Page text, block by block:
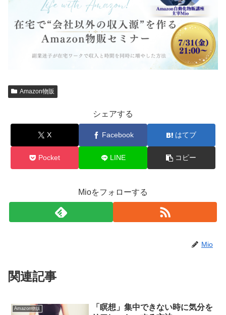
Amazon物販
シェアする
X Facebook はてブ
Pocket LINE コピー
Mioをフォローする
Mio
関連記事
Amazon物販
「瞑想」集中できない時に気分を